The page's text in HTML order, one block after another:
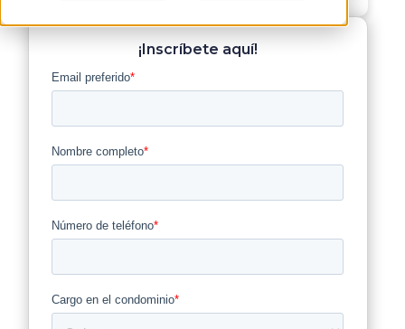
¡Inscríbete aquí!